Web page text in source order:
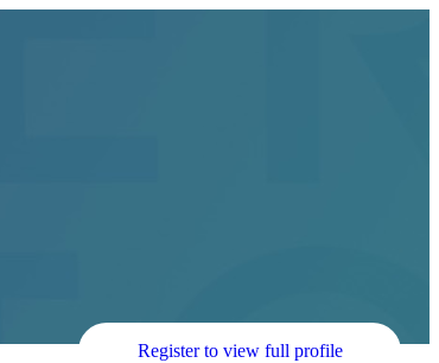
Register to view full profile